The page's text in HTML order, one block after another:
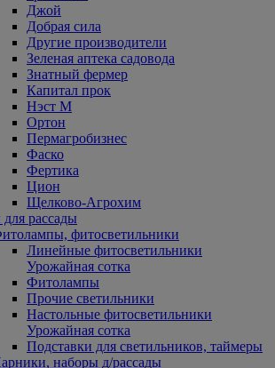
Джой
Добрая сила
Другие производители
Зеленая аптека садовода
Знатный фермер
Капитал прок
Нэст М
Ортон
Пермагробизнес
Фаско
Фертика
Цион
Щелково-Агрохим
рассады
фитосветильники
Линейные фитосветильники
Урожайная сотка
Фитолампы
Прочие светильники
Настольные фитосветильники
Урожайная сотка
Подставки для светильников, таймеры
наборы д/рассады